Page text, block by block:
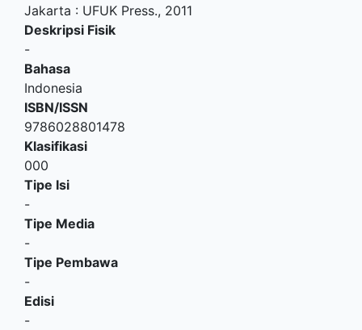
Jakarta : UFUK Press., 2011
Deskripsi Fisik
-
Bahasa
Indonesia
ISBN/ISSN
9786028801478
Klasifikasi
000
Tipe Isi
-
Tipe Media
-
Tipe Pembawa
-
Edisi
-